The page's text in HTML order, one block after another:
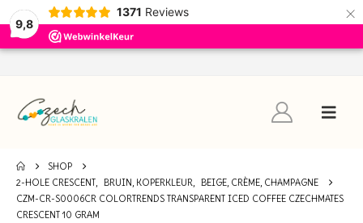
9,8
1371 Reviews ×
SHOP
2-HOLE CRESCENT, BRUIN, KOPERKLEUR, BEIGE, CRÈME, CHAMPAGNE
CZM-CR-S0006CR COLORTRENDS TRANSPARENT ICED COFFEE CZECHMATES
CRESCENT 10 GRAM